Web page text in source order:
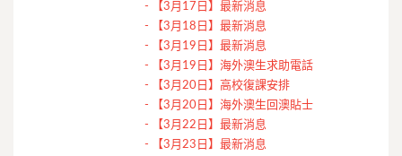
-
【3月17日】最新消息
-
【3月18日】最新消息
-
【3月19日】最新消息
-
【3月19日】海外澳生求助電話
-
【3月20日】高校復課安排
-
【3月20日】海外澳生回澳貼士
-
【3月22日】最新消息
-
【3月23日】最新消息